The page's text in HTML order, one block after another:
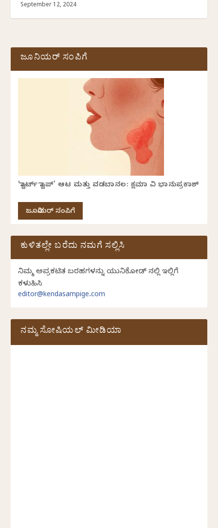
September 12, 2024
ಜೂನಿಯರ್ ಸಂಪಿಗೆ
‘ಸ್ಟಾರ್ಟ್ ಸ್ಟಾಪ್’ ಆಟ ಮತ್ತು ವಡಬಾನಲ: ಕ್ಷಮಾ ವಿ ಭಾನುಪ್ರಕಾಶ್
ಜೂನಿಯರ್ ಸಂಪಿಗೆ
ಕುಳಿತಲ್ಲೇ ಬರೆದು ನಮಗೆ ಸಲ್ಲಿಸಿ
ನಿಮ್ಮ ಅಪ್ರಕಟಿತ ಬರಹಗಳನ್ನು ಯುನಿಕೋಡ್ ನಲ್ಲಿ ಇಲ್ಲಿಗೆ
ಕಳುಹಿಸಿ
editor@kendasampige.com
ನಮ್ಮ ಸೋಷಿಯಲ್‌ ಮೀಡಿಯಾ